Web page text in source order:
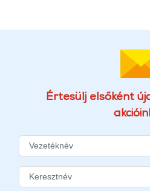
Értesülj elsőként